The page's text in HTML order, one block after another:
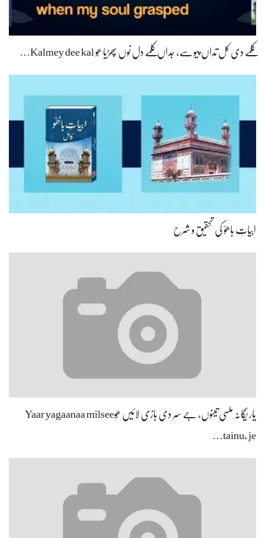
کلمے دی کَل تداں پیوسے، جداں کلمے دل نوں پھڑیا ھُو Kalmey dee kal…
ابیاتِ باھوؒ کی تحقیق و شرح
یار یگانہ ِملسی تینوں، جے سِر دی بازی لائیں ھُوYaar yagaanaa milsee
tainu, je…